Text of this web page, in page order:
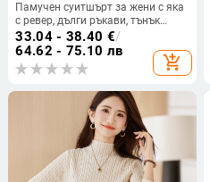
Памучен суитшърт за жени с яка
с ревер, дълги ръкави, тънък
материал, есен 2023, прав силует
33.04 - 38.40 €/
64.62 - 75.10 лв
add_shopping_cart